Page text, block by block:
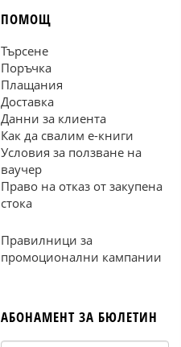
ПОМОЩ
Търсене
Поръчка
Плащания
Доставка
Данни за клиента
Как да свалим е-книги
Условия за ползване на
ваучер
Право на отказ от закупена
стока
Правилници за
промоционални кампании
АБОНАМЕНТ ЗА БЮЛЕТИН